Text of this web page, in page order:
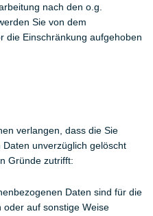
nach den o.g.
Sie von dem
die Einschränkung aufgehoben
verlangen, dass die Sie
unverzüglich gelöscht
Gründe zutrifft:
Daten sind für die
auf sonstige Weise